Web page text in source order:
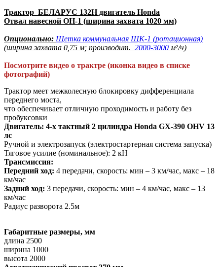
Трактор БЕЛАРУС 132Н двигатель Honda
Отвал навесной ОН-1 (ширина захвата 1020 мм)
Опционально: Щетка коммунальная ЩК-1 (ротационная)
(ширина захвата 0,75 м; производит. 2000-3000 м²/ч)
Посмотрите видео о трактре (иконка видео в списке
фотографий)
Трактор меет межколесную блокировку дифференциала
переднего моста,
что обеспечивает отличную проходимость и работу без
пробуксовки
Двигатель: 4-х тактный 2 цилиндра Honda GX-390 OHV 13
лс
Ручной и электрозапуск (электростартерная система запуска)
Тяговое усилие (номинальное): 2 кН
Трансмиссия:
Передний ход: 4 передачи, скорость: мин – 3 км/час, макс – 18
км/час
Задний ход: 3 передачи, скорость: мин – 4 км/час, макс – 13
км/час
Радиус разворота 2.5м
Габаритные размеры, мм
длина 2500
ширина 1000
высота 2000